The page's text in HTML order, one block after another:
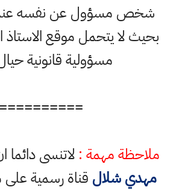
شخص مسؤول عن نفسه عند
بحيث لا يتحمل موقع
مسؤولية قانونية
==========
ملاحظة مهمة : لاتنسى دائما
مهدي شلال قناة رسمية على